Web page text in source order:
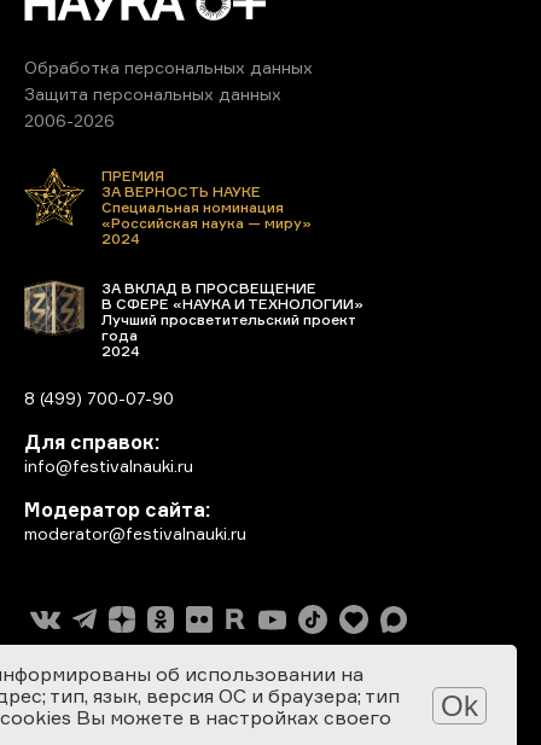
Обработка персональных данных
Защита персональных данных
2006-2026
ПРЕМИЯ
ЗА ВЕРНОСТЬ НАУКЕ
Специальная номинация
«Российская наука — миру»
2024
ЗА ВКЛАД В ПРОСВЕЩЕНИЕ
В СФЕРЕ «НАУКА И ТЕХНОЛОГИИ»
Лучший просветительский проект
года
2024
8 (499) 700-07-90
Для справок:
info@festivalnauki.ru
Модератор сайта:
moderator@festivalnauki.ru
об использовании на
тип, язык, версия ОС и браузера; тип
Вы можете в настройках своего
Ok